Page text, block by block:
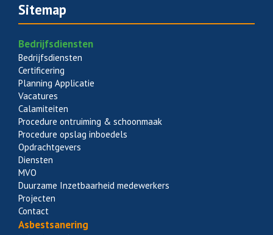
Sitemap
Bedrijfsdiensten
Bedrijfsdiensten
Certificering
Planning Applicatie
Vacatures
Calamiteiten
Procedure ontruiming & schoonmaak
Procedure opslag inboedels
Opdrachtgevers
Diensten
MVO
Duurzame Inzetbaarheid medewerkers
Projecten
Contact
Asbestsanering